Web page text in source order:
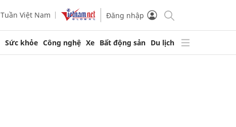
Tuần Việt Nam Đăng nhập
Sức khỏe Công nghệ Xe Bất động sản Du lịch